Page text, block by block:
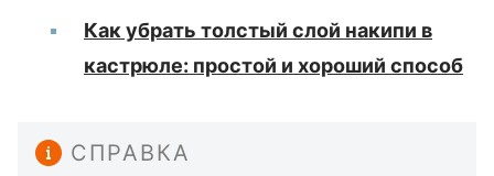
Как убрать толстый слой накипи в
кастрюле: простой и хороший способ
СПРАВКА